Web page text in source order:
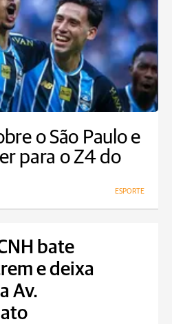
o São Paulo e
para o Z4 do
ESPORTE
bate
e deixa
Av.